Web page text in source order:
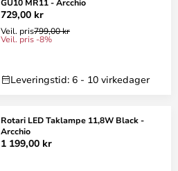
729,00 kr
Veil. pris799,00 kr
Veil. pris -8%
Leveringstid: 6 - 10 virkedager
Rotari LED Taklampe 11,8W Black -
Arcchio
1 199,00 kr